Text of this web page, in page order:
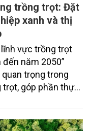
trồng trọt: Đặt
xanh và thị
vực trồng trọt
năm 2050”
trọng trong
trọt, góp phần thực
thị trường sản
trong nông